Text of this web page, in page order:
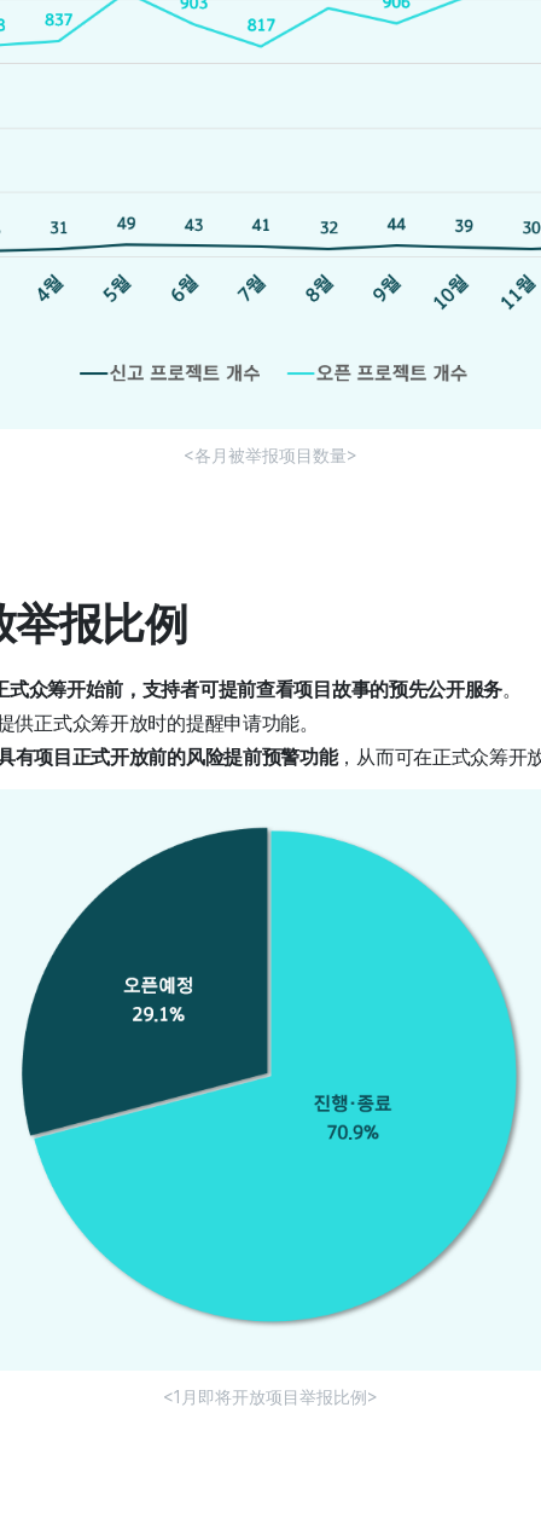
<各月被举报项目数量>
举报比例
式众筹开始前，支持者可提前查看项目故事的预先公开服务。
供正式众筹开放时的提醒申请功能。
有项目正式开放前的风险提前预警功能，从而可在正式众筹开
<1月即将开放项目举报比例>